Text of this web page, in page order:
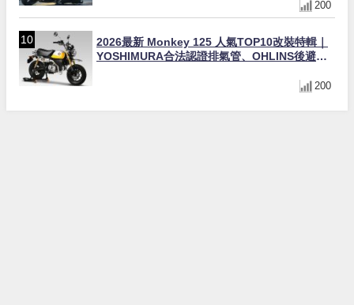
200
2026最新 Monkey 125 人氣TOP10改裝特輯｜
YOSHIMURA合法認證排氣管、OHLINS後避
200